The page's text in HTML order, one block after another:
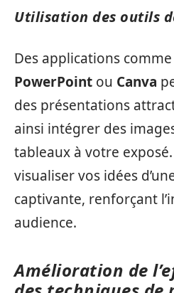
Utilisation des outils
Des applications comme
PowerPoint ou Canva
des présentations
ainsi intégrer des
tableaux à votre
visualiser vos idées
captivante, renforçant
audience.
Amélioration de